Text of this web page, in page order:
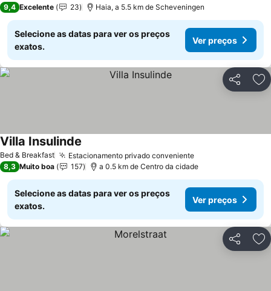
9,4 Excelente 23 Haia, a 5.5 km de Scheveningen
Selecione as datas para ver os preços
exatos.
Ver preços
Partilhar
Bed & Breakfast Estacionamento privado convenienteVer preços
Villa Insulinde
8,3 Muito boa 157 a 0.5 km de Centro da cidade
Selecione as datas para ver os preços
exatos.
Ver preços
Partilhar